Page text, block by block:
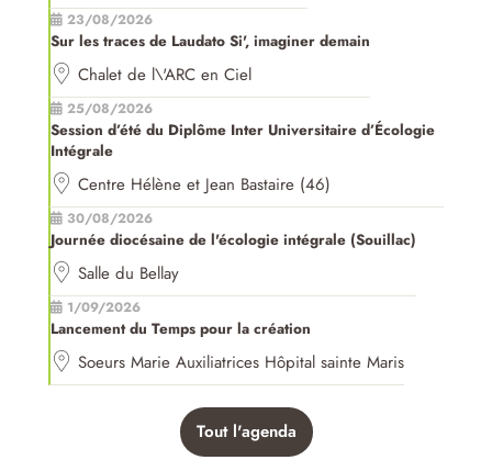
23/08/2026
Sur les traces de Laudato Si', imaginer demain
Chalet de l\'ARC en Ciel
25/08/2026
Session d’été du Diplôme Inter Universitaire d’Écologie
Intégrale
Centre Hélène et Jean Bastaire (46)
30/08/2026
Journée diocésaine de l'écologie intégrale (Souillac)
Salle du Bellay
1/09/2026
Lancement du Temps pour la création
Soeurs Marie Auxiliatrices Hôpital sainte Maris
Tout l'agenda